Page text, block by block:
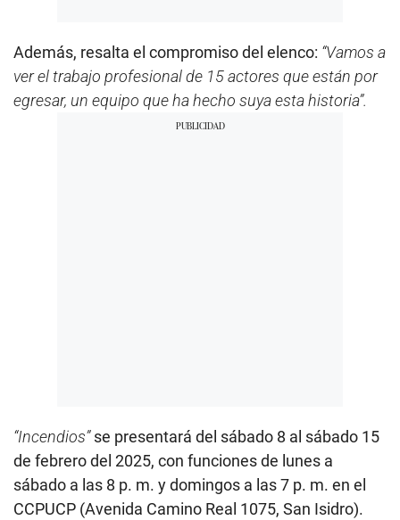
Además, resalta el compromiso del elenco: “Vamos a
ver el trabajo profesional de 15 actores que están por
egresar, un equipo que ha hecho suya esta historia”.
“Incendios”se presentará del sábado 8 al sábado 15
de febrero del 2025, con funciones de lunes a
sábado a las 8 p. m. y domingos a las 7 p. m. en el
CCPUCP (Avenida Camino Real 1075, San Isidro).